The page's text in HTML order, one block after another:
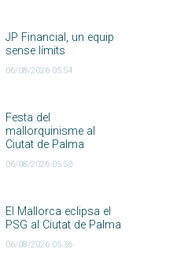
JP Financial, un equip
sense límits
06/08/2026 05:54
Festa del
mallorquinisme al
Ciutat de Palma
06/08/2026 05:50
El Mallorca eclipsa el
PSG al Ciutat de Palma
06/08/2026 05:36